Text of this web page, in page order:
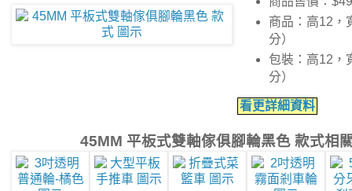
商品：高12，
分）
包裝：高12，
分）
看更詳細資料
45MM 平板式雙軸傢俱腳輪黑色 款式相